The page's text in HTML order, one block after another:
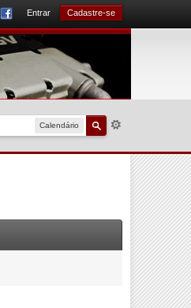
Entrar Cadastre-se
Calendário